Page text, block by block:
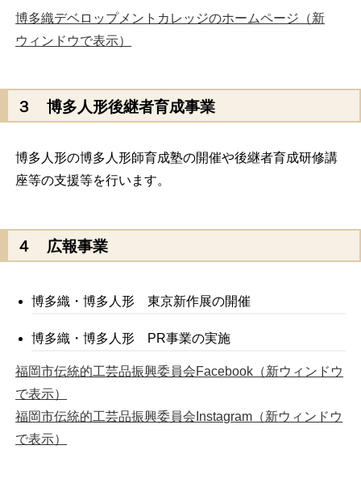
博多織デベロップメントカレッジのホームページ（新
ウィンドウで表示）
３博多人形後継者育成事業
博多人形の博多人形師育成塾の開催や後継者育成研修講
座等の支援等を行います。
４ 広報事業
博多織・博多人形 東京新作展の開催
博多織・博多人形 PR事業の実施
福岡市伝統的工芸品振興委員会Facebook（新ウィンドウ
で表示）
福岡市伝統的工芸品振興委員会Instagram（新ウィンドウ
で表示）